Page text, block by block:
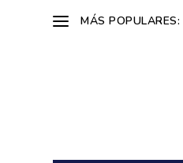
MÁS POPULARES: